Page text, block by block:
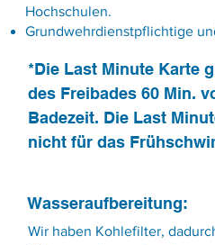
Hochschulen.
Grundwehrdienstpflichtige
*Die Last Minute Karte
des Freibades 60 Min.
Badezeit. Die Last
nicht für das
Wasseraufbereitung:
Wir haben Kohlefilter,